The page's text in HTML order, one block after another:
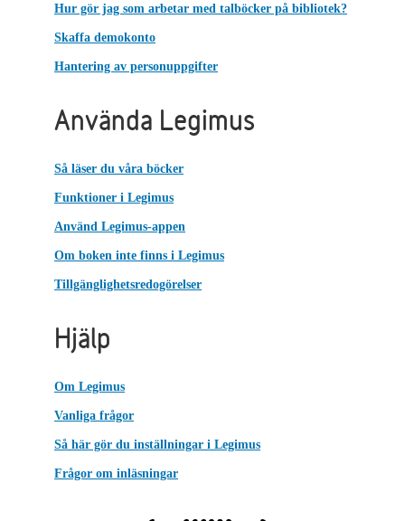
Hur gör jag som arbetar med talböcker på bibliotek?
Skaffa demokonto
Hantering av personuppgifter
Använda Legimus
Så läser du våra böcker
Funktioner i Legimus
Använd Legimus-appen
Om boken inte finns i Legimus
Tillgänglighetsredogörelser
Hjälp
Om Legimus
Vanliga frågor
Så här gör du inställningar i Legimus
Frågor om inläsningar